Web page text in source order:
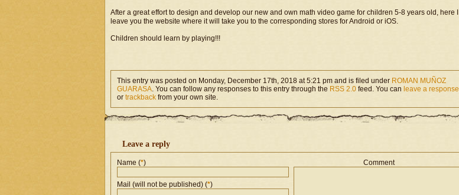
After a great effort to design and develop our new and own math video game for children 5-8 years old, here I
leave you the website where it will take you to the corresponding stores for Android or iOS.
Children should learn by playing!!!
This entry was posted on Monday, December 17th, 2018 at 5:21 pm and is filed under ROMAN MUÑOZ
GUARASA. You can follow any responses to this entry through the RSS 2.0 feed. You can leave a response
or trackback from your own site.
Leave a reply
Name (*)
Mail (will not be published) (*)
Comment